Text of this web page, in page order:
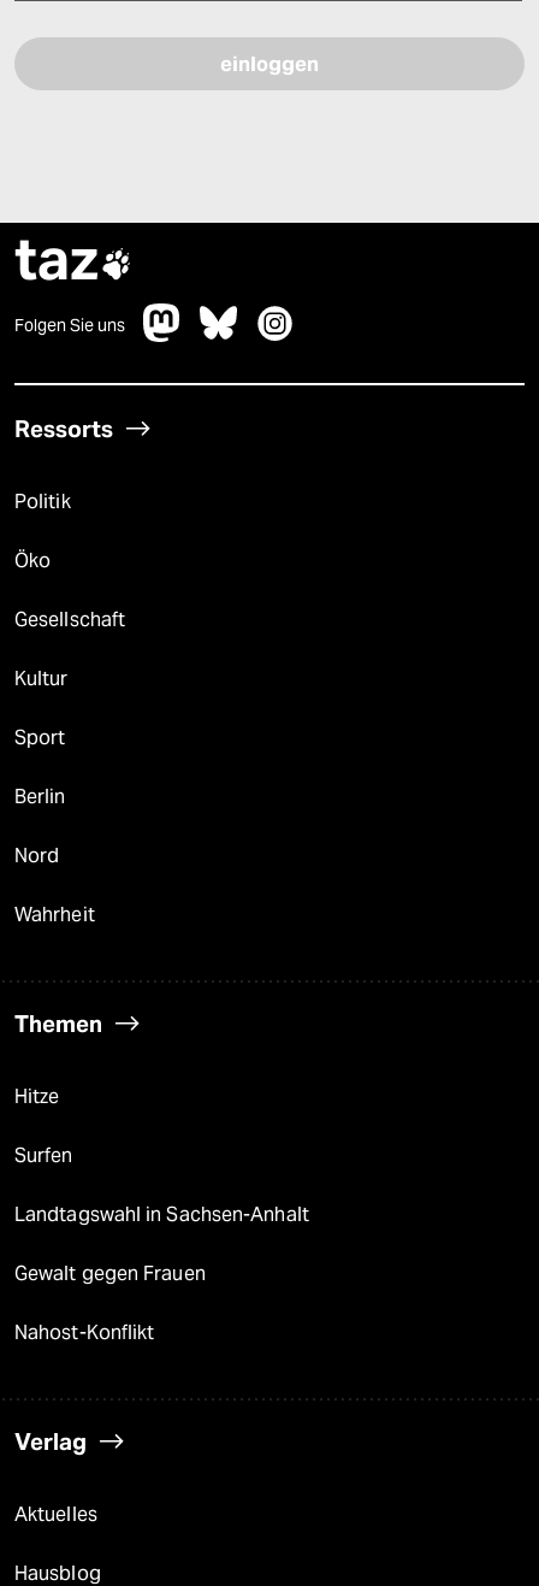
taz
Folgen Sie uns
Ressorts
Politik
Öko
Gesellschaft
Kultur
Sport
Berlin
Nord
Wahrheit
Themen
Hitze
Surfen
Landtagswahl in Sachsen-Anhalt
Gewalt gegen Frauen
Nahost-Konflikt
Verlag
Aktuelles
Hausblog